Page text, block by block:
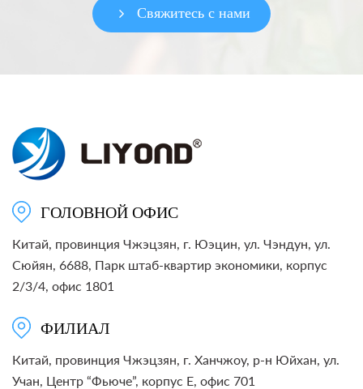
Свяжитесь с нами
ГОЛОВНОЙ ОФИС
Китай, провинция Чжэцзян, г. Юэцин, ул. Чэндун, ул.
Сюйян, 6688, Парк штаб-квартир экономики, корпус
2/3/4, офис 1801
ФИЛИАЛ
Китай, провинция Чжэцзян, г. Ханчжоу, р-н Юйхан, ул.
Учан, Центр “Фьюче”, корпус E, офис 701